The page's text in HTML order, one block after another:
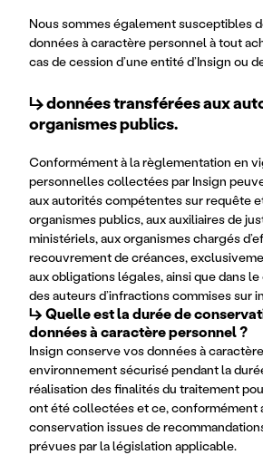
Nous sommes également susceptibles
données à caractère personnel à tout
cas de cession d’une entité d’Insign ou
↳données transférées aux
organismes publics.
Conformément à la règlementation en
personnelles collectées par Insign
aux autorités compétentes sur requête
organismes publics, aux auxiliaires de
ministériels, aux organismes chargés
recouvrement de créances,
aux obligations légales, ainsi que dans
des auteurs d’infractions commises sur
↳ Quelle est la durée de
données à caractère personnel ?
Insign conserve vos données à
environnement sécurisé pendant la
réalisation des finalités du traitement
ont été collectées et ce, conformément
conservation issues de
prévues par la législation applicable.